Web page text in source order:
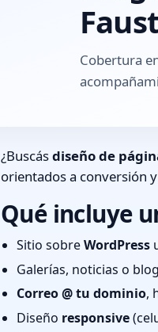
Cobertura
¿Buscásdiseño de
orientados a conversión
Qué incluye
Sitio sobreWordPress
Galerías, noticias o
Correo @ tu dominio,
Diseño responsive